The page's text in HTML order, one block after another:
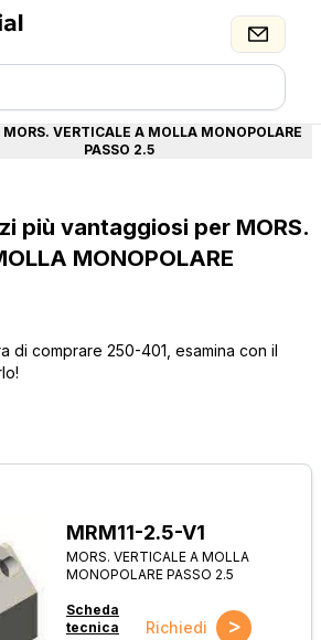
MORS. VERTICALE A MOLLA MONOPOLARE
PASSO 2.5
più vantaggiosi per MORS.
MONOPOLARE
di comprare 250-401, esamina con il
MRM11-2.5-V1
MORS. VERTICALE A MOLLA
MONOPOLARE PASSO 2.5
Scheda
tecnica
Richiedi >